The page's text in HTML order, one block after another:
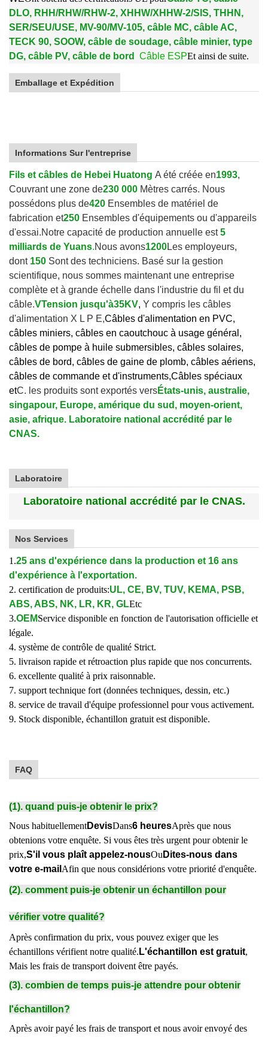
DLO, RHH/RHW/RHW-2, XHHW/XHHW-2/SIS, THHN,
SER/SEU/USE, MV-90/MV-105, câble MC, câble AC,
TECK 90, SOOW, câble de soudage, câble minier, type
DG, câble PV, câble de bord
Câble ESPEt ainsi de suite.
Emballage et Expédition
Informations Sur l'entreprise
Fils et câbles de Hebei Huatong A été créée en1993,
Couvrant une zone de230 000 Mètres carrés. Nous
possédons plus de420 Ensembles de matériel de
fabrication et250 Ensembles d'équipements ou d'appareils
d'essai.Notre capacité de production annuelle est 5
milliards de Yuans.Nous avons1200Les employeurs,
dont 150 Sont des techniciens. Basé sur la gestion
scientifique, nous sommes maintenant une entreprise
complète et à grande échelle dans l'industrie du fil et du
câble.VTension jusqu'à35KV, Y compris les câbles
d'alimentation X L P E,Câbles d'alimentation en PVC,
câbles miniers, câbles en caoutchouc à usage général,
câbles de pompe à huile submersibles, câbles solaires,
câbles de bord, câbles de gaine de plomb, câbles aériens,
câbles de commande et d'instruments,Câbles spéciaux
etC. les produits sont exportés versÉtats-unis, australie,
singapour, Europe, amérique du sud, moyen-orient,
asie, afrique. Laboratoire national accrédité par le
CNAS.
Laboratoire
Laboratoire national accrédité par le CNAS.
Nos Services
1.25 ans d'expérience dans la production et 16 ans
d'expérience à l'exportation.
2. certification de produits:UL, CE, BV, TUV, KEMA, PSB,
ABS, ABS, NK, LR, KR, GLEtc
3.OEMService disponible en fonction de l'autorisation officielle et
légale.
4. système de contrôle de qualité Strict.
5. livraison rapide et rétroaction plus rapide que nos concurrents.
6. excellente qualité à prix raisonnable.
7. support technique fort (données techniques, dessin, etc.)
8. service de travail d'équipe professionnel pour vous activement.
9. Stock disponible, échantillon gratuit est disponible.
FAQ
(1). quand puis-je obtenir le prix?
Nous habituellementDevisDans6 heuresAprès que nous
obtenions votre enquête. Si vous êtes très urgent pour obtenir le
prix,S'il vous plaît appelez-nousOu Dites-nous dans
votre e-mail Afin que nous considérions votre priorité d'enquête.
(2). comment puis-je obtenir un échantillon pour
vérifier votre qualité?
Après confirmation du prix, vous pouvez exiger que les
échantillons vérifient notre qualité. L'échantillon est gratuit,
Mais les frais de transport doivent être payés.
(3). combien de temps puis-je attendre pour obtenir
l'échantillon?
Après avoir payé les frais de transport et nous avoir envoyé des